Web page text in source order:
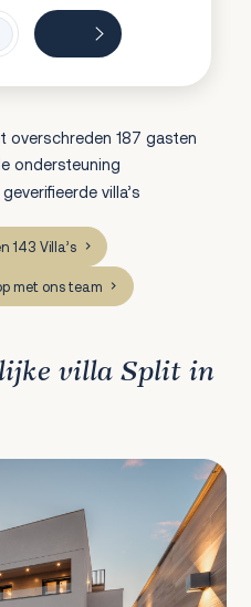
overschreden 187 gasten
ondersteuning
villa’s
143 Villa’s
met ons team
villa Split in